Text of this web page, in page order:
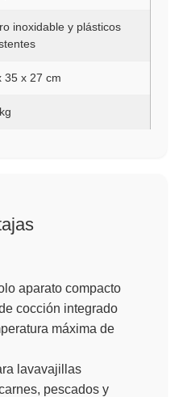
inoxidable y plásticos
35 x 27 cm
aparato compacto
cocción integrado
máxima de
lavavajillas
pescados y